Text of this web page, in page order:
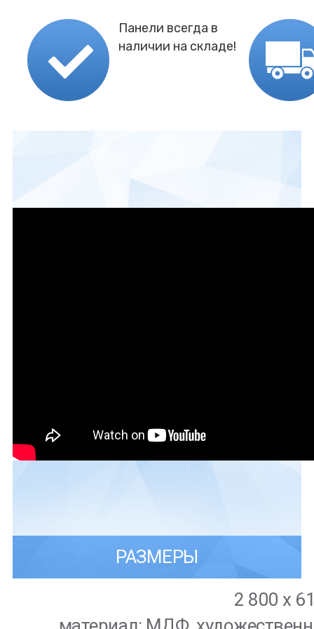
Панели всегда в
наличии на складе!
РАЗМЕРЫ
2 800 х